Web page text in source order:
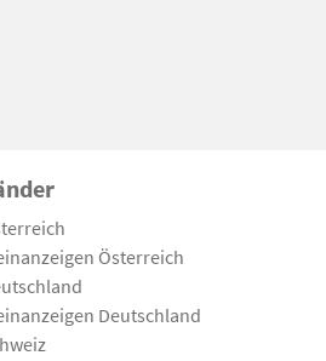
Österreich
Deutschland